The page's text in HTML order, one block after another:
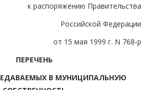
к распоряжению Правительства
Российской Федерации
от 15 мая 1999 г. N 768-р
ПЕРЕЧЕНЬ
В МУНИЦИПАЛЬНУЮ